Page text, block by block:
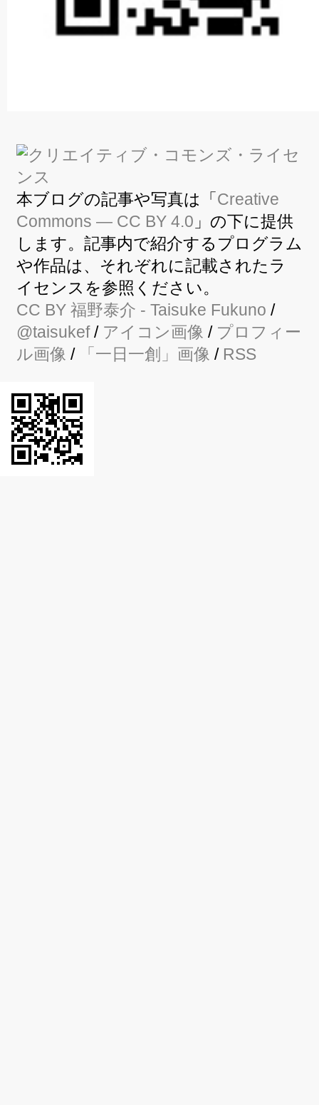
本ブログの記事や写真は「Creative
Commons — CC BY 4.0 」の下に提供
します。記事内で紹介するプログラム
や作品は、それぞれに記載されたラ
イセンスを参照ください。
CC BY 福野泰介 - Taisuke Fukuno /
@taisukef/ アイコン画像 / プロフィー
ル画像 / 「一日一創」画像 / RSS